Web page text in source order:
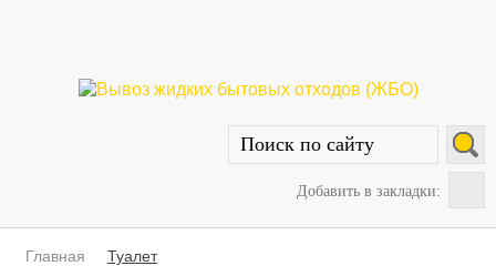
Добавить в закладки:
Главная Туалет